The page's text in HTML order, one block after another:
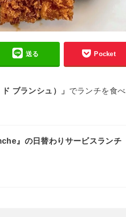
送る Pocket
ブランシュ）」 でランチを食べ
』の日替わりサービスランチ